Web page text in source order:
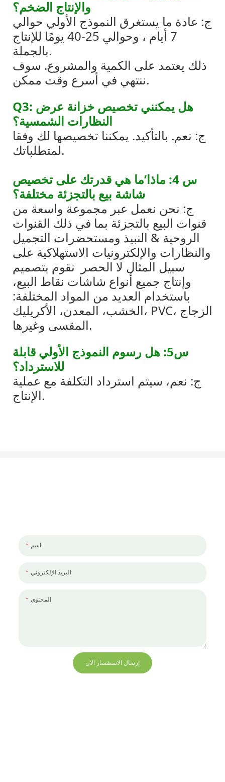
والإنتاج الضخم؟
ج: عادة ما يستغرق النموذج الأولي حوالي
7 أيام ، وحوالي 25-40 يومًا للإنتاج
بالجملة.
ذلك يعتمد على الكمية والمشروع. سوف
ننتهي في أسرع وقت ممكن.
Q3: هل يمكنني تخصيص خزانة عرض
ج: نعم. بالتأكيد. يمكننا تخصيصها لك وفقا
لمتطلباتك.
س 4: ماذا’ما هي قدرتك على تخصيص
شاشة بيع بالتجزئة مختلفة؟
ج: نحن نعمل عبر مجموعة واسعة من
قنوات البيع بالتجزئة بما في ذلك القنوات
الروحية & النبيذ ومستحضرات التجميل
والنظارات والإلكترونيات الاستهلاكية على
سبيل المثال لا الحصر
نقوم بتصميم
وإنتاج جميع أنواع شاشات نقاط البيع،
باستخدام العديد من المواد المختلفة:
الخشب، المعدن، الأكريليك، PVC، الزجاج
المقسى وغيرها.
س5: هل رسوم النموذج الأولي قابلة
للاسترداد؟
ج: نعم، سيتم استرداد التكلفة مع عملية
الإنتاج.
اسم
البريد الإلكتروني
المحتوى
إرسال الاستفسار الآن